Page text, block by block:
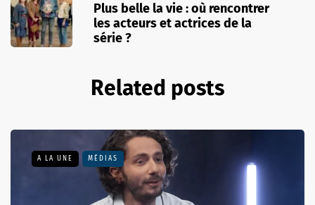
Plus belle la vie : où rencontrer
les acteurs et actrices de la
série ?
Related posts
A LA UNE MÉDIAS